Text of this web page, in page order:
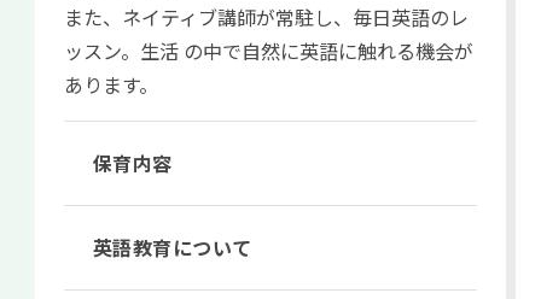
また、ネイティブ講師が常駐し、毎日英語のレ
ッスン。生活 の中で自然に英語に触れる機会が
あります。
保育内容
英語教育について